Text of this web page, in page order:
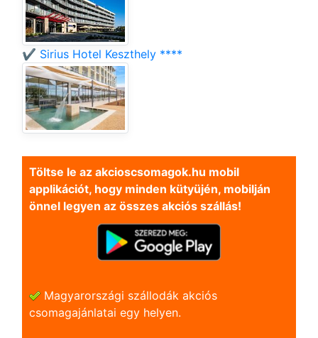
✔️ Sirius Hotel Keszthely ****
Töltse le az akcioscsomagok.hu mobil
applikációt, hogy minden kütyüjén, mobilján
önnel legyen az összes akciós szállás!
Magyarországi szállodák akciós
csomagajánlatai egy helyen.